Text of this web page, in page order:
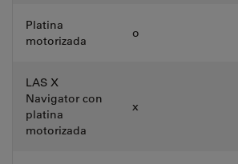
Platina
motorizada
o
LAS X
Navigator con
platina
motorizada
x